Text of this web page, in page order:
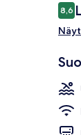
8,68,6